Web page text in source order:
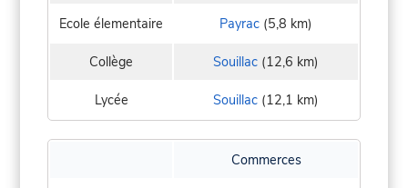
Ecole élementaire Payrac (5,8 km)
Collège Souillac (12,6 km)
Lycée Souillac (12,1 km)
Commerces